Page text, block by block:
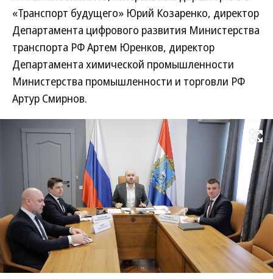
«Транспорт будущего» Юрий Козаренко, директор
Департамента цифрового развития Министерства
транспорта РФ Артем Юренков, директор
Департамента химической промышленности
Министерства промышленности и торговли РФ
Артур Смирнов.
Развернуть